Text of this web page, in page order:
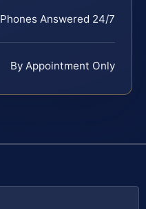
Phones Answered 24/7
By Appointment Only